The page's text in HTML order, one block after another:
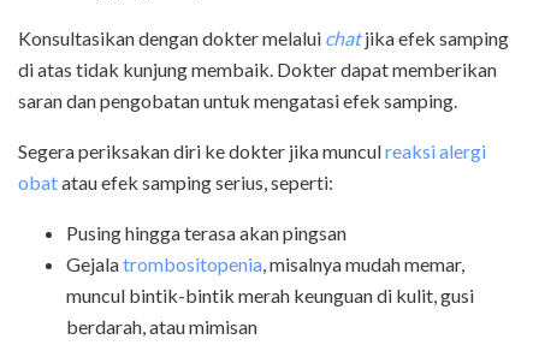
Konsultasikan dengan dokter melalui chatjika efek samping
di atas tidak kunjung membaik. Dokter dapat memberikan
saran dan pengobatan untuk mengatasi efek samping.
Segera periksakan diri ke dokter jika munculreaksi alergi
obatatau efek samping serius, seperti:
Pusing hingga terasa akan pingsan
Gejalatrombositopenia, misalnya mudah memar,
muncul bintik-bintik merah keunguan di kulit, gusi
berdarah, atau mimisan